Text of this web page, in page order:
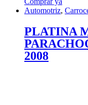
Automotriz,
PLATINA
2008